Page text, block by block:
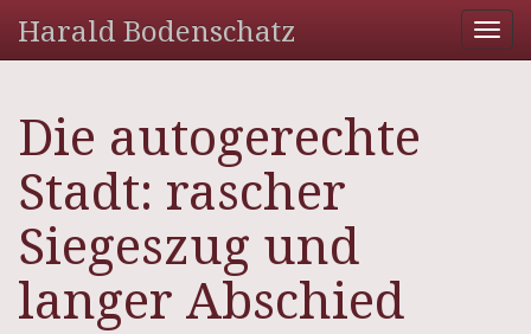
Harald Bodenschatz
Die autogerechte
Stadt: rascher
Siegeszug und
langer Abschied